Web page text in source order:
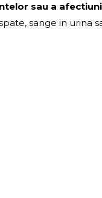
sau a
sange in urina